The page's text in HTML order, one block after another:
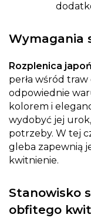
Wymagania
Rozplenica
perła wśród
odpowiednie
kolorem i
wydobyć jej
potrzeby. W tej
gleba zapewnią
kwitnienie.
Stanowisko
obfitego